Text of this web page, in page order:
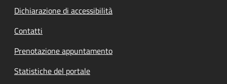
Dichiarazione di accessibilità
Contatti
Prenotazione appuntamento
Statistiche del portale